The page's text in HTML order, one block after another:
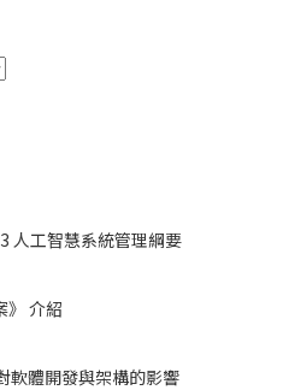
人工智慧系統管理綱要
》 介紹
軟體開發與架構的影響